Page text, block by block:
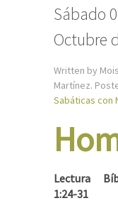
Sábado
Octubre
Written by
Martínez.
Sabáticas con
Lectura
1:24-31